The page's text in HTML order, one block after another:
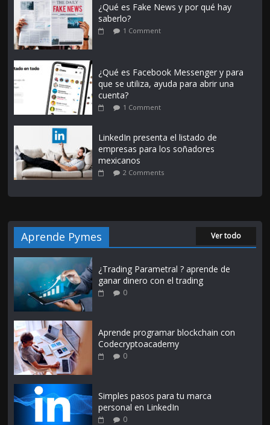
¿Qué es Fake News y por qué hay
saberlo?
1 Comment
¿Qué es Facebook Messenger y para
que se utiliza, ayuda para abrir una
cuenta?
1 Comment
LinkedIn presenta el listado de
empresas para los soñadores
mexicanos
2 Comments
Aprende Pymes Ver todo
¿Trading Parametral ? aprende de
ganar dinero con el trading
0
Aprende programar blockchain con
Codecryptoacademy
0
Simples pasos para tu marca
personal en LinkedIn
0